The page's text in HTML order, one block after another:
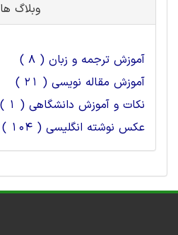
وبلاگ ها
آموزش ترجمه و زبان ( 8 )
آموزش مقاله نویسی ( 21 )
نکات و آموزش دانشگاهی ( 1 )
عکس نوشته انگلیسی ( 104 )